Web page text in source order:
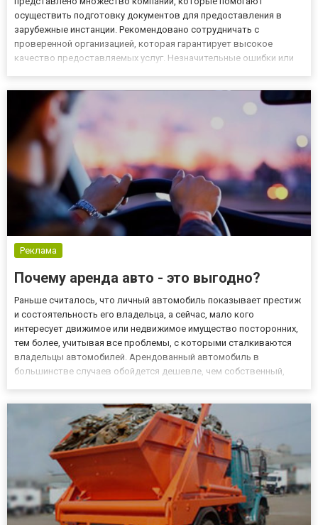
осуществить подготовку документов для предоставления в
зарубежные инстанции. Рекомендовано сотрудничать с
проверенной организацией, которая гарантирует высокое
качество предоставляемых услуг. Незначительные ошибки или
в бюро переводов Topperevo...
Реклама
Почему аренда авто - это выгодно?
Раньше считалось, что личный автомобиль показывает престиж
и состоятельность его владельца, а сейчас, мало кого
интересует движимое или недвижимое имущество посторонних,
тем более, учитывая все проблемы, с которыми сталкиваются
владельцы автомобилей. Арендованный автомобиль в
большинстве случаев обойдется дешевле, чем собственный,